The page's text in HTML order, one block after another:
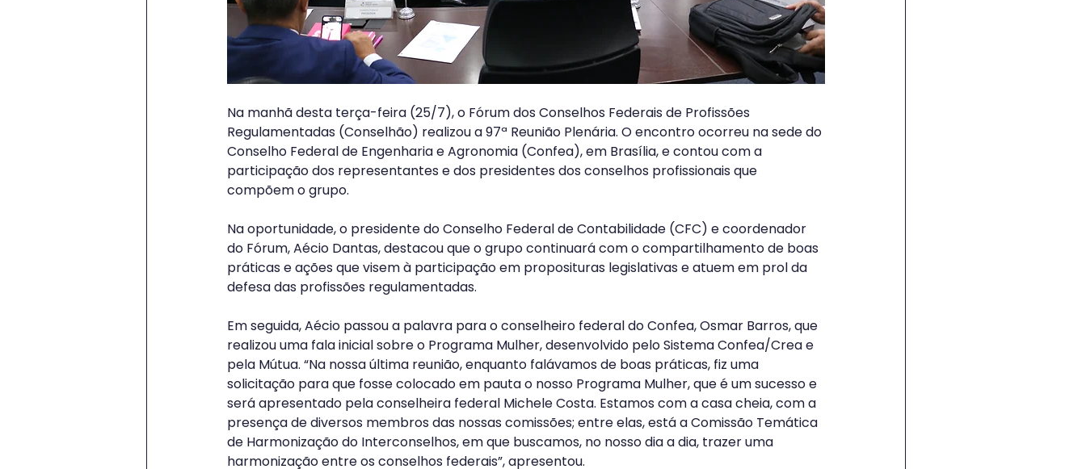
Na manhã desta terça-feira (25/7), o Fórum dos Conselhos Federais de Profissões
Regulamentadas (Conselhão) realizou a 97ª Reunião Plenária. O encontro ocorreu na sede do
Conselho Federal de Engenharia e Agronomia (Confea), em Brasília, e contou com a
participação dos representantes e dos presidentes dos conselhos profissionais que
compõem o grupo.
Na oportunidade, o presidente do Conselho Federal de Contabilidade (CFC) e coordenador
do Fórum, Aécio Dantas, destacou que o grupo continuará com o compartilhamento de boas
práticas e ações que visem à participação em proposituras legislativas e atuem em prol da
defesa das profissões regulamentadas.
Em seguida, Aécio passou a palavra para o conselheiro federal do Confea, Osmar Barros, que
realizou uma fala inicial sobre o Programa Mulher, desenvolvido pelo Sistema Confea/Crea e
pela Mútua. “Na nossa última reunião, enquanto falávamos de boas práticas, fiz uma
solicitação para que fosse colocado em pauta o nosso Programa Mulher, que é um sucesso e
será apresentado pela conselheira federal Michele Costa. Estamos com a casa cheia, com a
presença de diversos membros das nossas comissões; entre elas, está a Comissão Temática
de Harmonização do Interconselhos, em que buscamos, no nosso dia a dia, trazer uma
harmonização entre os conselhos federais”, apresentou.